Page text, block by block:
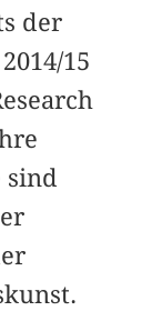
der
15
sind